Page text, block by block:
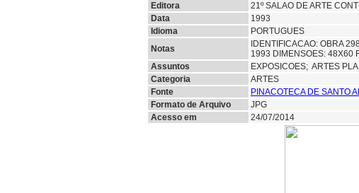
Editora
21º SALAO DE ARTE
Data
1993
Idioma
PORTUGUES
Notas
IDENTIFICACAO: OBRA
1993 DIMENSOES: 48X60
Assuntos
EXPOSICOES; ARTES
Categoria
ARTES
Fonte
PINACOTECA DE SANTO
Formato de Arquivo
JPG
Acesso em
24/07/2014